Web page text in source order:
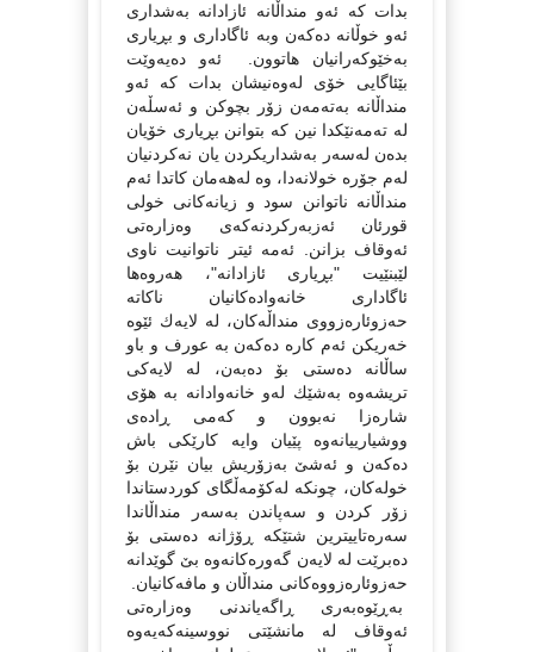
بدات كە ئەو منداڵانە ئازادانە بەشداری
ئەو خوڵانە دەكەن وبە ئاگاداری و بڕیاری
بەخێوكەرانیان هاتوون. ئەو دەیەوێت
بێئاگایی خۆی لەوەنیشان بدات كە ئەو
منداڵانە بەتەمەن زۆر بچوكن و ئەسڵەن
لە تەمەنێكدا نین كە بتوانن بڕیاری خۆیان
بدەن لەسەر بەشداریكردن یان نەكردنیان
لەم جۆرە خولانەدا، وە لەهەمان كاتدا ئەم
منداڵانە ناتوانن سود و زیانەكانی خولی
قورئان ئەزبەركردنەكەی وەزارەتی
ئەوقاف بزانن. ئەمە ئیتر ناتوانیت ناوی
لێبنێیت "بڕیاری ئازادانە"، هەروەها
ئاگاداری خانەوادەكانیان ناكاتە
حەزوئارەزووی منداڵەكان، لە لایەك ئێوە
خەریكن ئەم كارە دەكەن بە عورف و باو
ساڵانە دەستی بۆ دەبەن، لە لایەكی
تریشەوە بەشێك لەو خانەوادانە بە هۆی
شارەزا نەبوون و كەمی ڕادەی
ووشیارییانەوە پێیان وایە كارێكی باش
دەكەن و ئەشێ بەزۆریش بیان نێرن بۆ
خولەكان، چونكە لەكۆمەڵگای كوردستاندا
زۆر كردن و سەپاندن بەسەر منداڵاندا
سەرەتاییترین شتێكە ڕۆژانە دەستی بۆ
دەبرێت لە لایەن گەورەكانەوە بێ گوێدانە
حەزوئارەزووەكانی منداڵان و مافەكانیان.
بەڕێوەبەری ڕاگەیاندنی وەزارەتی
ئەوقاف لە مانشێتی نووسینەكەیەوە